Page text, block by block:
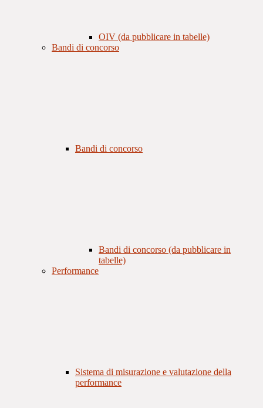
OIV (da pubblicare in tabelle)
Bandi di concorso
Bandi di concorso
Bandi di concorso (da pubblicare in
tabelle)
Performance
Sistema di misurazione e valutazione della
performance